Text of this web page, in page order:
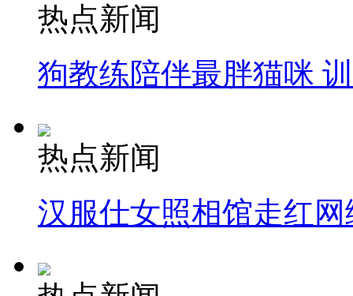
热点新闻
狗教练陪伴最胖猫咪
热点新闻
汉服仕女照相馆走红网